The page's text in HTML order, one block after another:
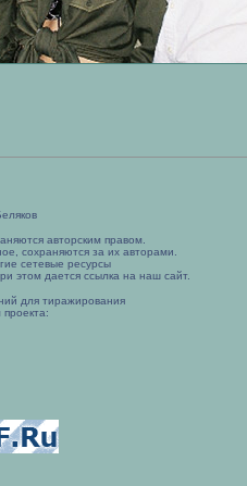
авторским правом.
сохраняются за их авторами.
сетевые ресурсы
этом дается ссылка на наш сайт.
для тиражирования